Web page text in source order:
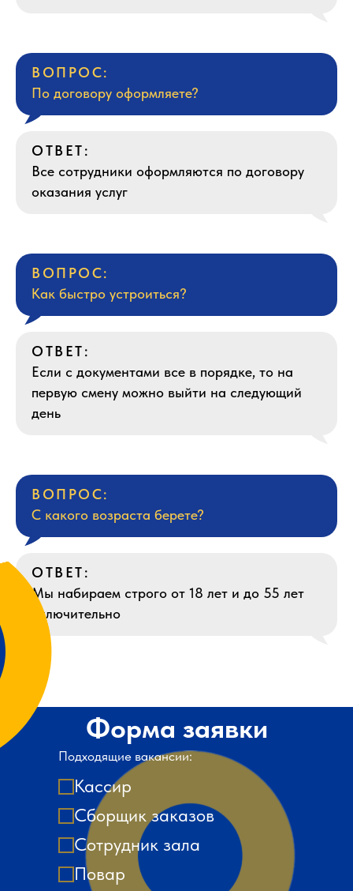
ВОПРОС:
По договору оформляете?
ОТВЕТ:
Все сотрудники оформляются по договору
оказания услуг
ВОПРОС:
Как быстро устроиться?
ОТВЕТ:
Если с документами все в порядке, то на
первую смену можно выйти на следующий
день
ВОПРОС:
С какого возраста берете?
ОТВЕТ:
Мы набираем строго от 18 лет и до 55 лет
включительно
Подходящие вакансии:
Кассир
Сборщик заказов
Сотрудник зала
Повар
Форма заявки